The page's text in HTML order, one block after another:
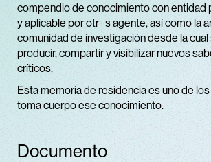
compendio de conocimiento con entidad
y aplicable por otr+s agente, así como la
comunidad de investigación desde la
producir, compartir y visibilizar nuevos
críticos.
Esta memoria de residencia es uno de
toma cuerpo ese conocimiento.
Documento